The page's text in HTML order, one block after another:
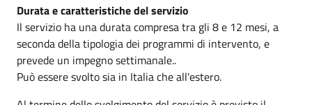
Durata e caratteristiche del servizio
Il servizio ha una durata compresa tra gli 8 e 12 mesi, a
seconda della tipologia dei programmi di intervento, e
prevede un impegno settimanale..
Può essere svolto sia in Italia che all'estero.